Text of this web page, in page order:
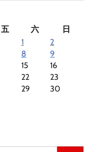
五 六
日
1
2
8
9
15
16
22
23
29
30